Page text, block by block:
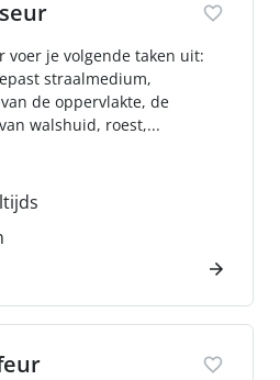
je volgende taken uit:
straalmedium,
de oppervlakte, de
walshuid, roest,...